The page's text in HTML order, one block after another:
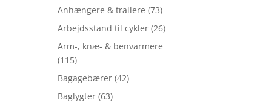
Anhængere & trailere (73)
Arbejdsstand til cykler (26)
Arm-, knæ- & benvarmere
(115)
Bagagebærer (42)
Baglygter (63)